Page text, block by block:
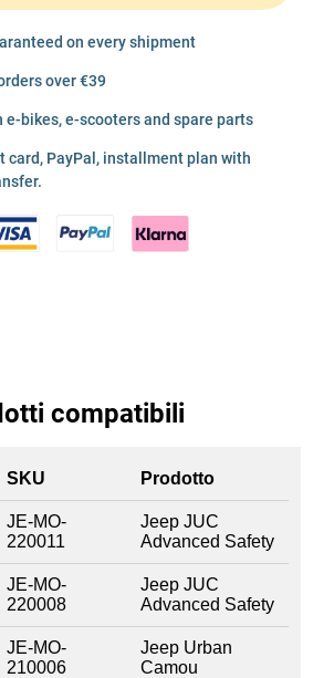
on every shipment
over €39
e-bikes, e-scooters and spare parts
card, PayPal, installment plan with
compatibili
SKU Prodotto
JE-MO-
220011
Jeep JUC
Advanced Safety
JE-MO-
220008
Jeep JUC
Advanced Safety
JE-MO-
210006
Jeep Urban
Camou